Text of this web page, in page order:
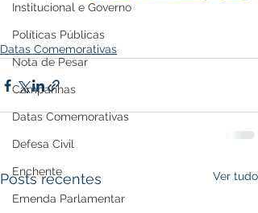
Institucional e Governo
Políticas Públicas
Nota de Pesar
Campanhas
Datas Comemorativas
Defesa Civil
Enchente
Emenda Parlamentar
Datas Comemorativas
Posts recentes Ver tudo